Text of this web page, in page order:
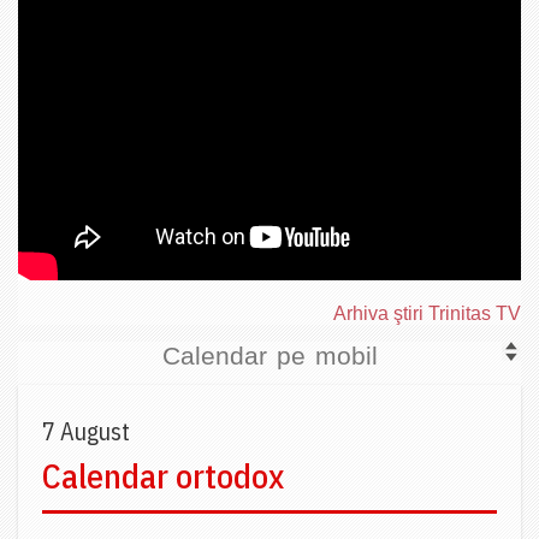
Arhiva ştiri Trinitas TV
Calendar pe mobil
7 August
Calendar ortodox